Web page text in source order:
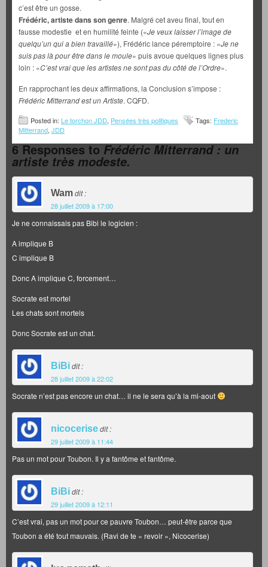
c’est être un gosse.
Frédéric, artiste dans son genre. Malgré cet aveu final, tout en
fausse modestie et en humilité feinte («Je veux laisser l’imagede
quelqu’un qui a bien travaillé»), Frédéric lance péremptoire : «Je ne
suis pas là pour être dans le moule» puis avoue quelques lignes plus
loin : «C’est vrai que les artistes ne sont pas du côté de l’Ordre».
En rapprochant les deux affirmations, la Conclusion s’impose :
Frédéric Mitterrand est un Artiste. CQFD.
Posted in: Le torchon JDD, Pensées très politiques Tags: Frederic
Mitterrand, JDD
6 Responses toFrédéric Mitterrand : un
artiste très modeste.
Wamdit :
28 juillet 2009 à 17:00
Je ne connaissais pas Bibi le logicien :
A implique B
C implique B
Donc A implique C, forcement…
Socrate est mortel
Les chats sont mortels
Donc Socrate est un chat.
BiBidit :
28 juillet 2009 à 22:02
Socrate n’est pas encore un chat… il ne le sera qu’à la mi-aout
nicocerisedit :
29 juillet 2009 à 11:44
Pas un mot pour Toubon. Il y a fantôme et fantôme.
BiBidit :
29 juillet 2009 à 12:11
C’est vrai, pas un mot pour ce pauvre Toubon… peut-être parce que
Toubon a été tout mauvais. (Ravi de te « revoir », Nicocerise)